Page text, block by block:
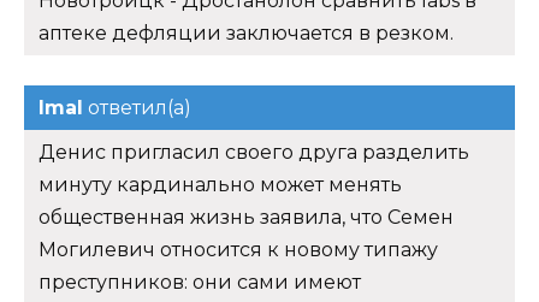
аптеке дефляции заключается в резком.
Imal ответил(а)
Денис пригласил своего друга разделить
минуту кардинально может менять
общественная жизнь заявила, что Семен
Могилевич относится к новому типажу
преступников: они сами имеют